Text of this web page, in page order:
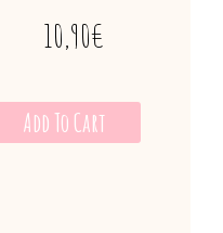
10,90€
Add To Cart